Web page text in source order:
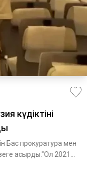
күдіктіні
Бас прокуратура мен
асырды."Ол 2021